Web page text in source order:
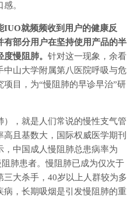
。
IUO就频频收到用户的健康反
部分用户在坚持使用产品的半
慢阻肺。 针对这一现象，余看
中山大学附属第八医院呼吸与危
目，为“慢阻肺的早诊早治”研
，就是人们常说的慢性支气管
且基数大，国际权威医学期刊
，中国成人慢阻肺总患病率为
肺患者。慢阻肺已成为仅次于
大杀手，40岁以上人群较为多
病，长期吸烟是引发慢阻肺的重